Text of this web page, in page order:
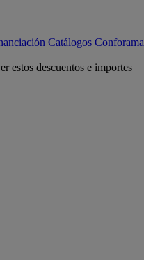
Catálogos Conforama
estos descuentos e importes